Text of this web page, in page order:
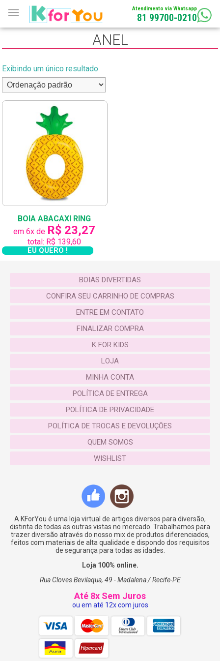
Atendimento via Whatsapp
81 99700-0210
ANEL
Exibindo um único resultado
BOIA ABACAXI RING
em 6x de R$ 23,27
total: R$ 139,60
EU QUERO !
BOIAS DIVERTIDAS
CONFIRA SEU CARRINHO DE COMPRAS
ENTRE EM CONTATO
FINALIZAR COMPRA
K FOR KIDS
LOJA
MINHA CONTA
POLÍTICA DE ENTREGA
POLÍTICA DE PRIVACIDADE
POLÍTICA DE TROCAS E DEVOLUÇÕES
QUEM SOMOS
WISHLIST
A KForYou é uma loja virtual de artigos diversos para diversão,
distinta de todas as outras vistas no mercado. Trabalhamos para
trazer diversão através do nosso mix de produtos diferenciados,
feitos com materiais de alta qualidade e dispondo dos requisitos
de segurança para todas as idades.
Loja 100% online.
Rua Cloves Bevilaqua, 49 - Madalena / Recife-PE
Até 8x Sem Juros
ou em até 12x com juros